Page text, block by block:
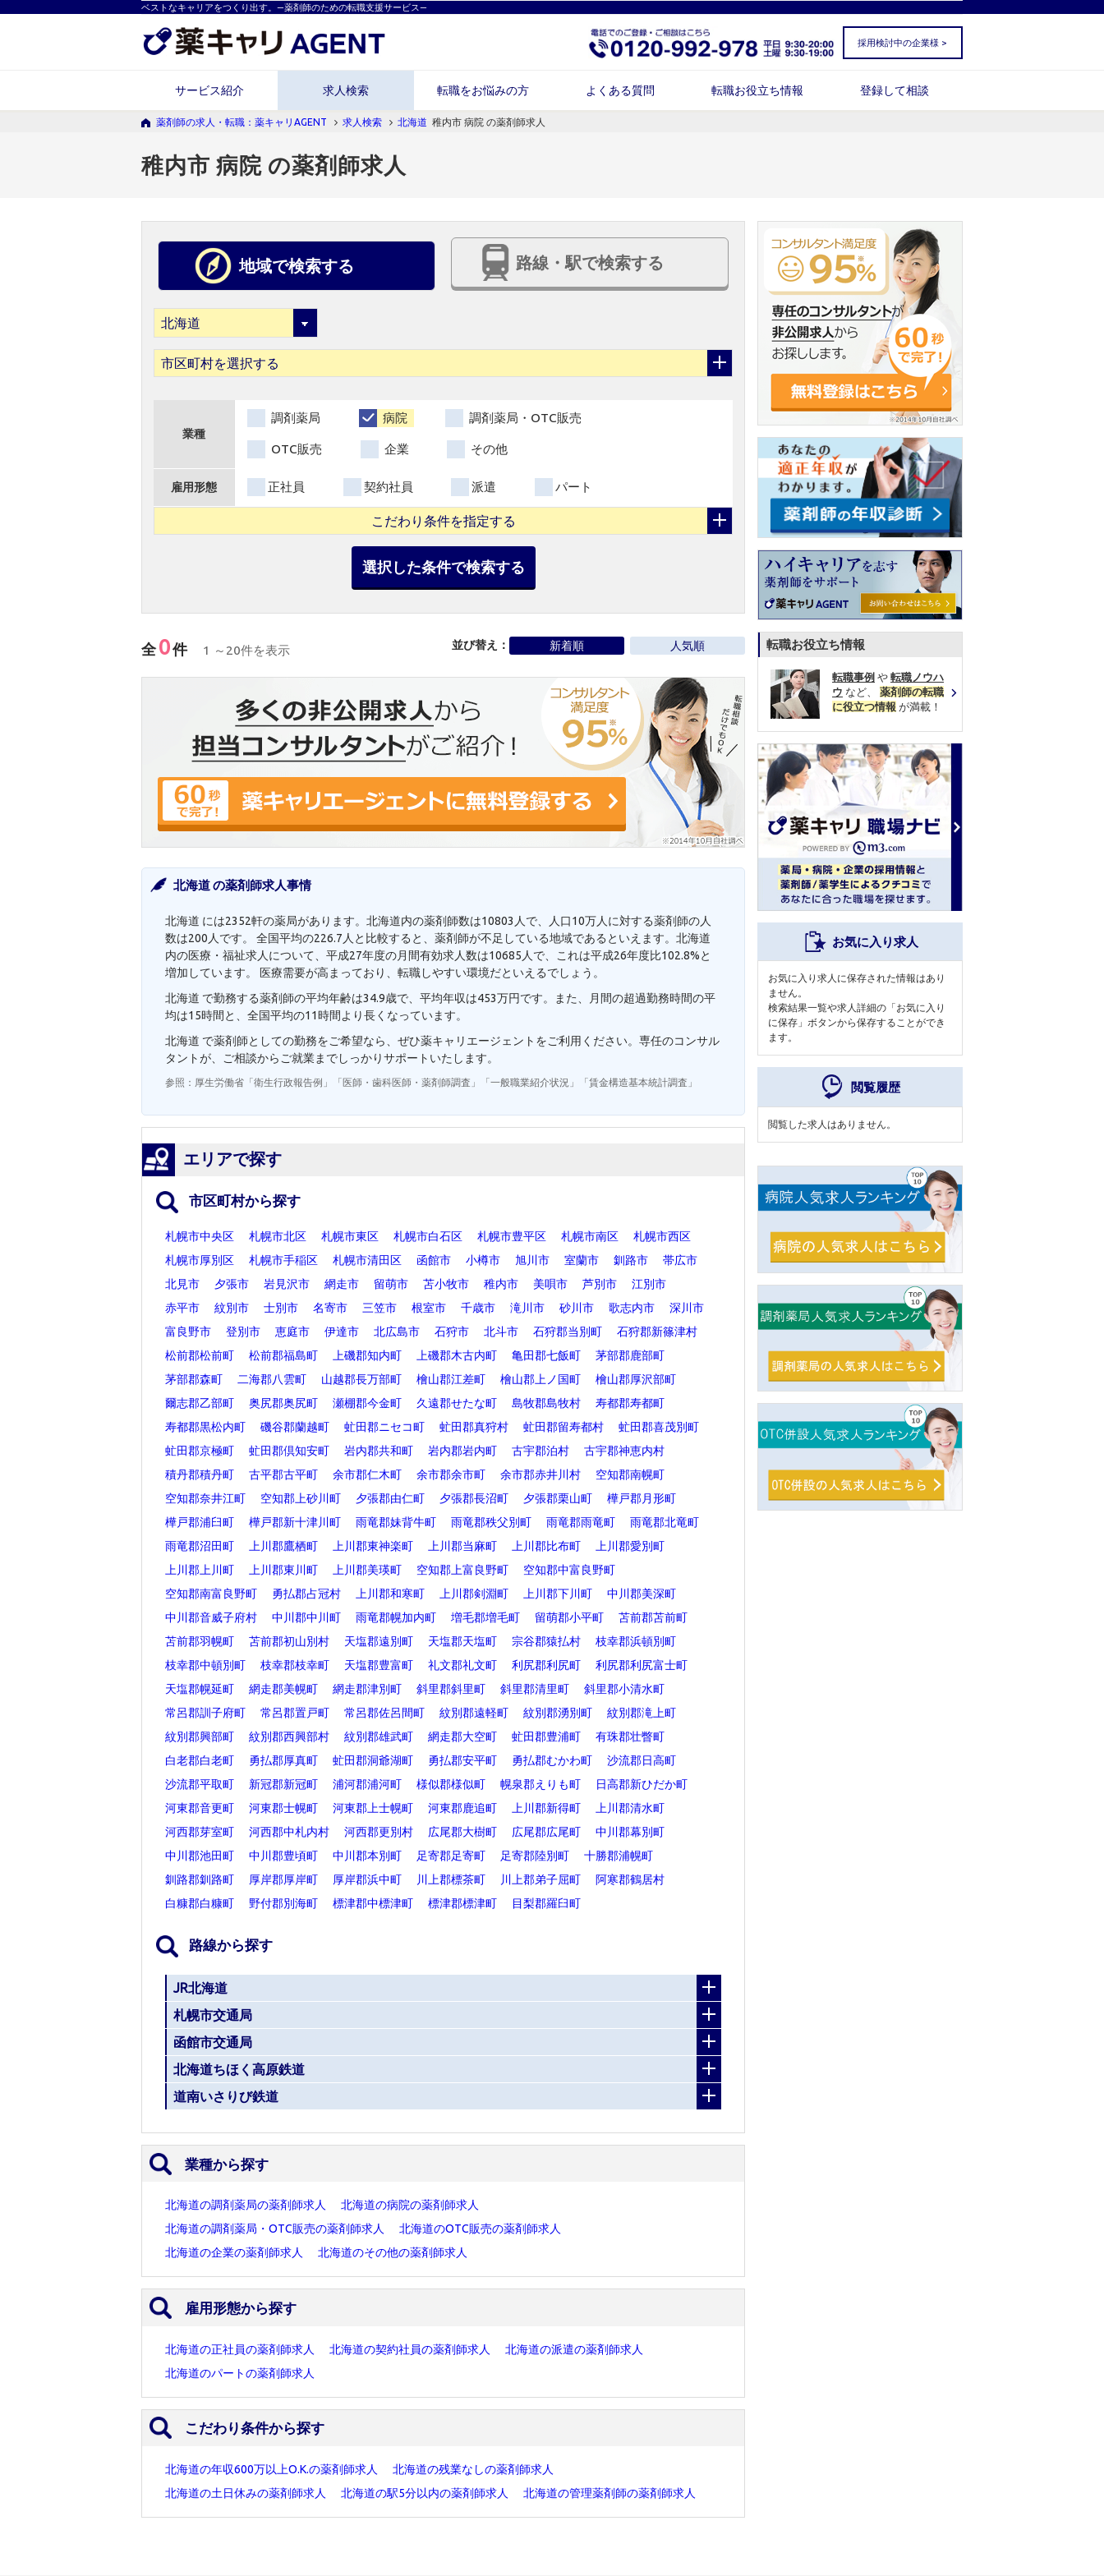
ベストなキャリアをつくり出す。―薬剤師のための転職支援サービス―
採用検討中の企業様 >
サービス紹介 求人検索 転職をお悩みの方 よくある質問 転職お役立ち情報 登録して相談
薬剤師の求人・転職：薬キャリAGENT 求人検索 北海道 稚内市 病院 の薬剤師求人
稚内市 病院 の薬剤師求人
地域で検索する 路線・駅で検索する
市区町村を選択する
業種
調剤薬局 病院 調剤薬局・OTC販売
OTC販売 企業 その他
雇用形態 正社員 契約社員 派遣 パート
こだわり条件を指定する
選択した条件で検索する
全 0件 1 ～20件を表示 並び替え： 新着順 人気順
北海道 の薬剤師求人事情
北海道 には2352軒の薬局があります。北海道内の薬剤師数は10803人で、人口10万人に対する薬剤師の人
数は200人です。 全国平均の226.7人と比較すると、薬剤師が不足している地域であるといえます。北海道
内の医療・福祉求人について、平成27年度の月間有効求人数は10685人で、これは平成26年度比102.8%と
増加しています。 医療需要が高まっており、転職しやすい環境だといえるでしょう。
北海道 で勤務する薬剤師の平均年齢は34.9歳で、平均年収は453万円です。また、月間の超過勤務時間の平
均は15時間と、全国平均の11時間より長くなっています。
北海道 で薬剤師としての勤務をご希望なら、ぜひ薬キャリエージェントをご利用ください。専任のコンサル
タントが、ご相談からご就業までしっかりサポートいたします。
参照：厚生労働省「衛生行政報告例」「医師・歯科医師・薬剤師調査」「一般職業紹介状況」「賃金構造基本統計調査」
エリアで探す
市区町村から探す
札幌市中央区 札幌市北区 札幌市東区 札幌市白石区 札幌市豊平区 札幌市南区
札幌市西区
札幌市厚別区
札幌市手稲区 札幌市清田区 函館市 小樽市 旭川市 室蘭市 釧路市
帯広市
北見市
夕張市 岩見沢市 網走市 留萌市 苫小牧市 稚内市 美唄市 芦別市
江別市
赤平市
紋別市 士別市 名寄市 三笠市 根室市 千歳市 滝川市 砂川市 歌志内市
深川市
富良野市
登別市 恵庭市 伊達市 北広島市 石狩市 北斗市 石狩郡当別町
石狩郡新篠津村
松前郡松前町
松前郡福島町 上磯郡知内町 上磯郡木古内町 亀田郡七飯町
茅部郡鹿部町
茅部郡森町
二海郡八雲町 山越郡長万部町 檜山郡江差町 檜山郡上ノ国町
檜山郡厚沢部町
爾志郡乙部町
奥尻郡奥尻町 瀬棚郡今金町 久遠郡せたな町 島牧郡島牧村
寿都郡寿都町
寿都郡黒松内町
磯谷郡蘭越町 虻田郡ニセコ町 虻田郡真狩村 虻田郡留寿都村
虻田郡喜茂別町
虻田郡京極町
虻田郡倶知安町 岩内郡共和町 岩内郡岩内町 古宇郡泊村
古宇郡神恵内村
積丹郡積丹町
古平郡古平町 余市郡仁木町 余市郡余市町 余市郡赤井川村
空知郡南幌町
空知郡奈井江町
空知郡上砂川町 夕張郡由仁町 夕張郡長沼町 夕張郡栗山町
樺戸郡月形町
樺戸郡浦臼町
樺戸郡新十津川町 雨竜郡妹背牛町 雨竜郡秩父別町 雨竜郡雨竜町
雨竜郡北竜町
雨竜郡沼田町
上川郡鷹栖町 上川郡東神楽町 上川郡当麻町 上川郡比布町
上川郡愛別町
上川郡上川町
上川郡東川町 上川郡美瑛町 空知郡上富良野町
空知郡中富良野町
空知郡南富良野町
勇払郡占冠村 上川郡和寒町 上川郡剣淵町 上川郡下川町
中川郡美深町
中川郡音威子府村
中川郡中川町 雨竜郡幌加内町 増毛郡増毛町 留萌郡小平町
苫前郡苫前町
苫前郡羽幌町
苫前郡初山別村 天塩郡遠別町 天塩郡天塩町 宗谷郡猿払村
枝幸郡浜頓別町
枝幸郡中頓別町
枝幸郡枝幸町 天塩郡豊富町 礼文郡礼文町 利尻郡利尻町
利尻郡利尻富士町
天塩郡幌延町
網走郡美幌町 網走郡津別町 斜里郡斜里町 斜里郡清里町
斜里郡小清水町
常呂郡訓子府町
常呂郡置戸町 常呂郡佐呂間町 紋別郡遠軽町 紋別郡湧別町
紋別郡滝上町
紋別郡興部町
紋別郡西興部村 紋別郡雄武町 網走郡大空町 虻田郡豊浦町
有珠郡壮瞥町
白老郡白老町
勇払郡厚真町 虻田郡洞爺湖町 勇払郡安平町 勇払郡むかわ町
沙流郡日高町
沙流郡平取町
新冠郡新冠町 浦河郡浦河町 様似郡様似町 幌泉郡えりも町
日高郡新ひだか町
河東郡音更町
河東郡士幌町 河東郡上士幌町 河東郡鹿追町 上川郡新得町
上川郡清水町
河西郡芽室町
河西郡中札内村 河西郡更別村 広尾郡大樹町 広尾郡広尾町
中川郡幕別町
中川郡池田町
中川郡豊頃町 中川郡本別町 足寄郡足寄町 足寄郡陸別町
十勝郡浦幌町
釧路郡釧路町
厚岸郡厚岸町 厚岸郡浜中町 川上郡標茶町 川上郡弟子屈町
阿寒郡鶴居村
白糠郡白糠町
野付郡別海町 標津郡中標津町 標津郡標津町 目梨郡羅臼町
路線から探す
JR北海道
札幌市交通局
函館市交通局
北海道ちほく高原鉄道
道南いさりび鉄道
業種から探す
北海道の調剤薬局の薬剤師求人
北海道の病院の薬剤師求人
北海道の調剤薬局・OTC販売の薬剤師求人
北海道のOTC販売の薬剤師求人
北海道の企業の薬剤師求人
北海道のその他の薬剤師求人
雇用形態から探す
北海道の正社員の薬剤師求人 北海道の契約社員の薬剤師求人
北海道の派遣の薬剤師求人
北海道のパートの薬剤師求人
こだわり条件から探す
北海道の年収600万以上O.K.の薬剤師求人
北海道の残業なしの薬剤師求人
北海道の土日休みの薬剤師求人
北海道の駅5分以内の薬剤師求人 北海道の管理薬剤師の薬剤師求人
転職お役立ち情報
転職事例 や 転職ノウハ
ウ など、 薬剤師の転職
に役立つ情報 が満載！
お気に入り求人
お気に入り求人に保存された情報はあり
ません。
検索結果一覧や求人詳細の「お気に入り
に保存」ボタンから保存することができ
ます。
閲覧履歴
閲覧した求人はありません。